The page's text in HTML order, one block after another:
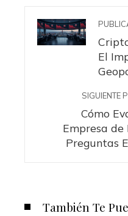
El
SIGUIENTE
Cómo
Empresa de
Preguntas
También Te